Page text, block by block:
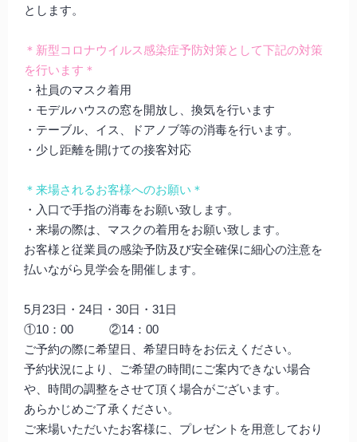
とします。
＊新型コロナウイルス感染症予防対策として下記の対策
を行います＊
・社員のマスク着用
・モデルハウスの窓を開放し、換気を行います
・テーブル、イス、ドアノブ等の消毒を行います。
・少し距離を開けての接客対応
＊来場されるお客様へのお願い＊
・入口で手指の消毒をお願い致します。
・来場の際は、マスクの着用をお願い致します。
お客様と従業員の感染予防及び安全確保に細心の注意を
払いながら見学会を開催します。
5月23日・24日・30日・31日
①10：00 ②14：00
ご予約の際に希望日、希望日時をお伝えください。
予約状況により、ご希望の時間にご案内できない場合
や、時間の調整をさせて頂く場合がございます。
あらかじめご了承ください。
ご来場いただいたお客様に、プレゼントを用意しており